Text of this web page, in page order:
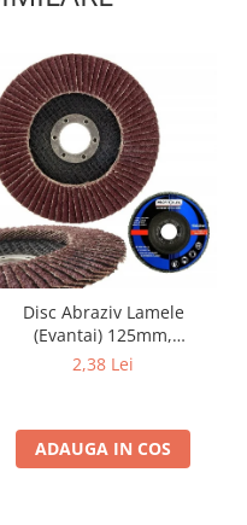
Disc Abraziv Lamele
(Evantai) 125mm,
Granulație , pentru Metal și
2,38 Lei
ADAUGA IN COS